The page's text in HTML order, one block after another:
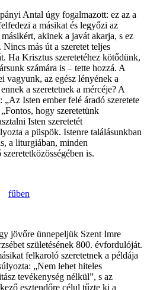
Antal úgy fogalmazott: ez az a
a másikat és legyőzi az
akinek a javát akarja, s ez
más út a szeretet teljes
Ha Krisztus szeretetéhez kötődünk,
számára is – tette hozzá. A
vagyunk, az egész lényének a
a szeretetnek a mércéje? A
Isten ember felé áradó szeretete
hogy szeretetünk
Isten szeretetét
a püspök. Istenre találásunkban
a liturgiában, minden
is.
jövőre ünnepeljük Szent Imre
születésének 800. évfordulóját.
felkaroló szeretetnek a példája
„Nem lehet hiteles
tevékenység nélkül”, s az
esztendőre célul tűzte ki a